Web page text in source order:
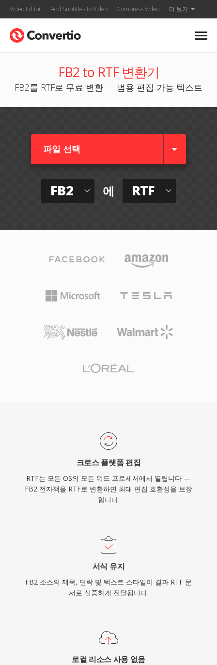
Video Editor Add Subtitles to Video Compress Video 더 보기
FB2 to RTF 변환기
FB2를 RTF로 무료 변환 — 범용 편집 가능 텍스트
파일 선택
FB2 에 RTF
크로스 플랫폼 편집
RTF는 모든 OS의 모든 워드 프로세서에서 열립니다 —
FB2 전자책을 RTF로 변환하면 최대 편집 호환성을 보장
합니다.
서식 유지
FB2 소스의 제목, 단락 및 텍스트 스타일이 결과 RTF 문
서로 신중하게 전달됩니다.
로컬 리소스 사용 없음